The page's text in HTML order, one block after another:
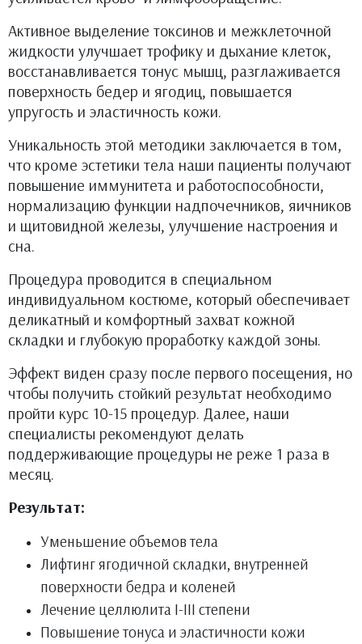
Активное выделение токсинов и межклеточной
жидкости улучшает трофику и дыхание клеток,
восстанавливается тонус мышц, разглаживается
поверхность бедер и ягодиц, повышается
упругость и эластичность кожи.
Уникальность этой методики заключается в том,
что кроме эстетики тела наши пациенты получают
повышение иммунитета и работоспособности,
нормализацию функции надпочечников, яичников
и щитовидной железы, улучшение настроения и
сна.
Процедура проводится в специальном
индивидуальном костюме, который обеспечивает
деликатный и комфортный захват кожной
складки и глубокую проработку каждой зоны.
Эффект виден сразу после первого посещения, но
чтобы получить стойкий результат необходимо
пройти курс 10-15 процедур. Далее, наши
специалисты рекомендуют делать
поддерживающие процедуры не реже 1 раза в
месяц.
Результат:
Уменьшение объемов тела
Лифтинг ягодичной складки, внутренней
поверхности бедра и коленей
Лечение целлюлита I-III степени
Повышение тонуса и эластичности кожи